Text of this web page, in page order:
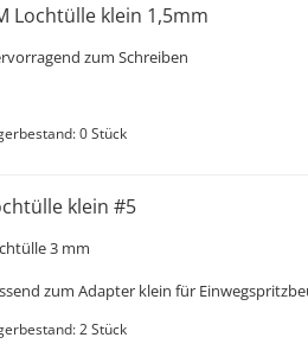
Lochtülle klein 1,5mm
zum Schreiben
0 Stück
klein #5
3 mm
zum Adapter klein für
2 Stück